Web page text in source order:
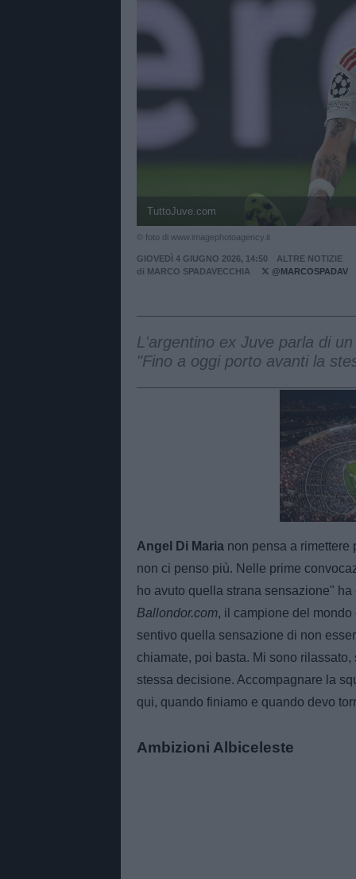
TuttoJuve.com
© foto di www.imagephotoagency.it
GIOVEDÌ 4 GIUGNO 2026, 14:50
ALTRE NOTIZIE
di MARCO SPADAVECCHIA @MARCOSPADAV
L'argentino ex Juve parla di
"Fino a oggi porto avanti la
Angel Di Maria non pensa a
non ci penso più. Nelle prime
ho avuto quella strana sensazione"
Ballondor.com, il campione del
sentivo quella sensazione di non
chiamate, poi basta. Mi sono
stessa decisione. Accompagnare la
qui, quando finiamo e quando devo
Ambizioni Albiceleste